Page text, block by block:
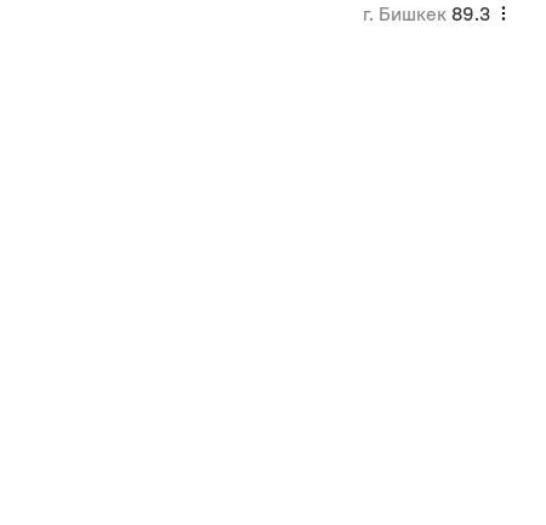
г. Бишкек 89.3